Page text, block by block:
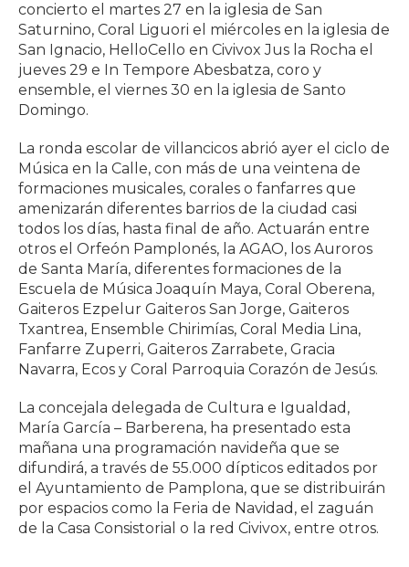
concierto el martes 27 en la iglesia de San
Saturnino, Coral Liguori el miércoles en la iglesia de
San Ignacio, HelloCello en Civivox Jus la Rocha el
jueves 29 e In Tempore Abesbatza, coro y
ensemble, el viernes 30 en la iglesia de Santo
Domingo.
La ronda escolar de villancicos abrió ayer el ciclo de
Música en la Calle, con más de una veintena de
formaciones musicales, corales o fanfarres que
amenizarán diferentes barrios de la ciudad casi
todos los días, hasta final de año. Actuarán entre
otros el Orfeón Pamplonés, la AGAO, los Auroros
de Santa María, diferentes formaciones de la
Escuela de Música Joaquín Maya, Coral Oberena,
Gaiteros Ezpelur Gaiteros San Jorge, Gaiteros
Txantrea, Ensemble Chirimías, Coral Media Lina,
Fanfarre Zuperri, Gaiteros Zarrabete, Gracia
Navarra, Ecos y Coral Parroquia Corazón de Jesús.
La concejala delegada de Cultura e Igualdad,
María García – Barberena, ha presentado esta
mañana una programación navideña que se
difundirá, a través de 55.000 dípticos editados por
el Ayuntamiento de Pamplona, que se distribuirán
por espacios como la Feria de Navidad, el zaguán
de la Casa Consistorial o la red Civivox, entre otros.